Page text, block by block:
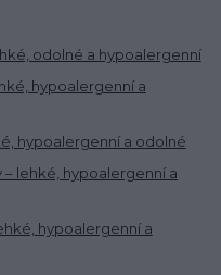
odolné a hypoalergenní
hypoalergenní a
hypoalergenní a odolné
lehké, hypoalergenní a
hypoalergenní a